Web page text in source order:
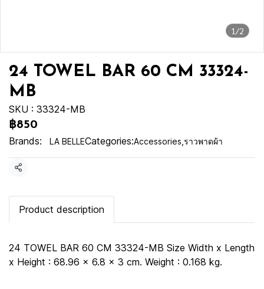
1/2
24 TOWEL BAR 60 CM 33324-
MB
SKU : 33324-MB
฿850
Brands:
LA BELLECategories:Accessories ราวพาดผ้า
Share
Product description
24 TOWEL BAR 60 CM 33324-MB Size Width x Length
x Height : 68.96 x 6.8 x 3 cm. Weight : 0.168 kg.